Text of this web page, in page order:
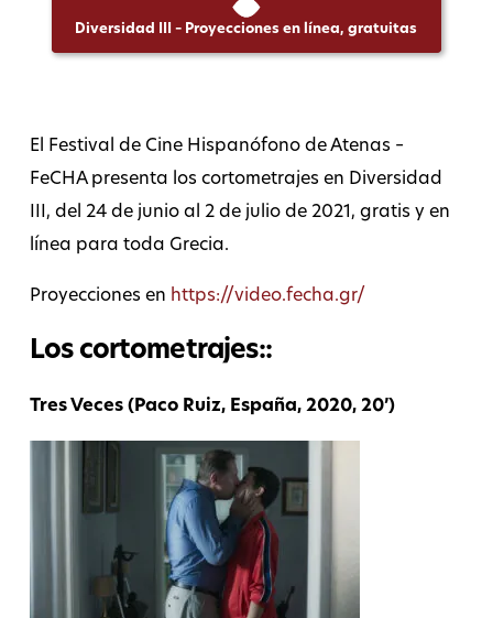
Diversidad III – Proyecciones en línea, gratuitas
El Festival de Cine Hispanófono de Atenas –
FeCHA presenta los cortometrajes en Diversidad
III, del 24 de junio al 2 de julio de 2021, gratis y en
línea para toda Grecia.
Proyecciones en https://video.fecha.gr/
Los cortometrajes::
Tres Veces (Paco Ruiz, España, 2020, 20’)